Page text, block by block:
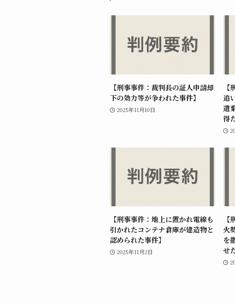
【刑事事件：裁判長の証人申請却
下の効力等が争われた事件】
2025年11月10日
追
遺
得
【刑事事件：地上に置かれ電線も
引かれたコンテナ倉庫が建造物と
認められた事件】
2025年11月2日
火
を
せ